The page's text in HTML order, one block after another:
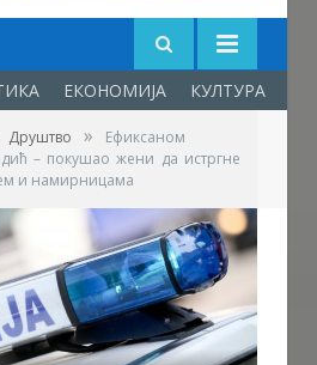
ЕКОНОМИЈА КУЛТУРА
Друштво »
Ефиксаном
– покушао жени да истргне
и намирницама